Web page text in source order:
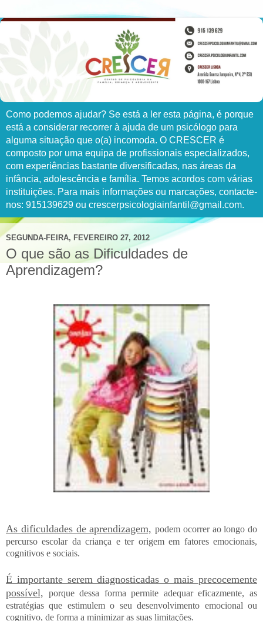
Como podemos ajudar? Se está a ler esta página, é porque
está a considerar recorrer à ajuda de um psicólogo para
alguma situação que o(a) incomoda. O CRESCER é
composto por uma equipa de profissionais especializados,
com experiências bastante diversificadas, nas áreas da
infância, adolescência e família. Temos acordos com várias
instituições. Para mais informações ou marcações, contacte-
nos: 915139629 ou crescerpsicologiainfantil@gmail.com.
SEGUNDA-FEIRA, FEVEREIRO 27, 2012
O que são as Dificuldades de
Aprendizagem?
As dificuldades de aprendizagem, podem ocorrer ao longo do
percurso escolar da criança e ter origem em fatores emocionais,
cognitivos e sociais.
É importante serem diagnosticadas o mais precocemente
possível,
porque dessa forma permite adequar eficazmente, as
estratégias que estimulem o seu desenvolvimento emocional ou
cognitivo, de forma a minimizar as suas limitações.